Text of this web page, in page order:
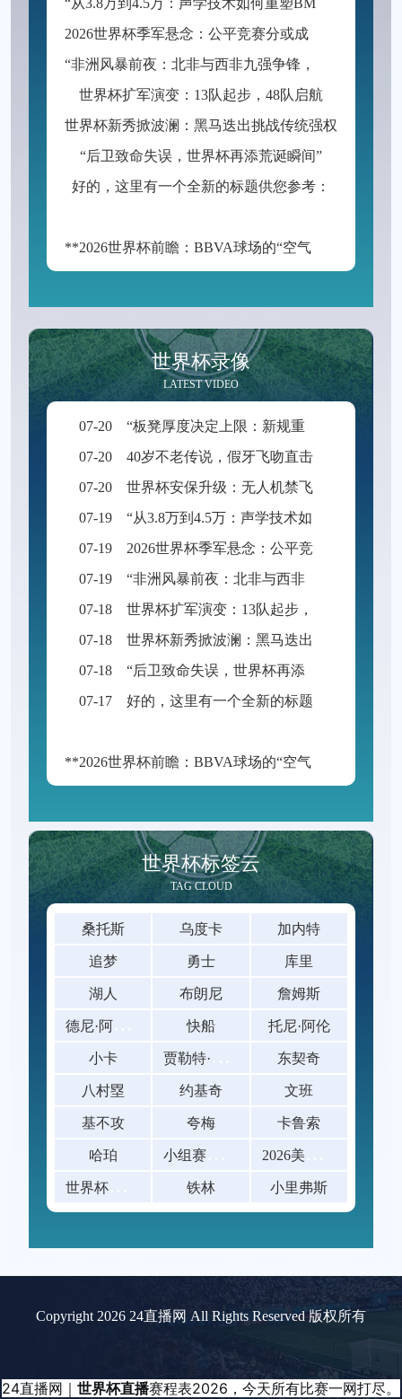
世界杯扩军演变：13队起步，48队启航
世界杯新秀掀波澜：黑马迭出挑战传统强权
“后卫致命失误，世界杯再添荒诞瞬间”
好的，这里有一个全新的标题供您参考：
**2026世界杯前瞻：BBVA球场的“空气动力学”——538米海拔如何改写足球的抛物线**
世界杯录像
LATEST VIDEO
07-20
“板凳厚度决定上限：新规重塑世界杯积分格局”
07-20
40岁不老传说，假牙飞吻直击破门一刻
07-20
世界杯安保升级：无人机禁飞范围扩展至周边2公里
07-19
“从3.8万到4.5万：声学技术如何重塑BMO Field的世界杯级声场体验”
07-19
2026世界杯季军悬念：公平竞赛分或成最终胜负手
07-19
“非洲风暴前夜：北非与西非九强争锋，世界杯入场券暗战升级”
07-18
世界杯扩军演变：13队起步，48队启航
07-18
世界杯新秀掀波澜：黑马迭出挑战传统强权
07-18
“后卫致命失误，世界杯再添荒诞瞬间”
07-17
好的，这里有一个全新的标题供您参考：
**2026世界杯前瞻：BBVA球场的“空气动力学”——538米海拔如何改写足球的抛物线**
世界杯标签云
TAG CLOUD
桑托斯 乌度卡 加内特
追梦 勇士 库里
湖人 布朗尼 詹姆斯
快船 托尼·阿伦
小卡 东契奇
八村塁 约基奇 文班
基不攻 夸梅 卡鲁索
哈珀
铁林 小里弗斯
Copyright 2026 24直播网 All Rights Reserved 版权所有
24直播网｜ 世界杯直播赛程表2026，今天所有比赛一网打尽。